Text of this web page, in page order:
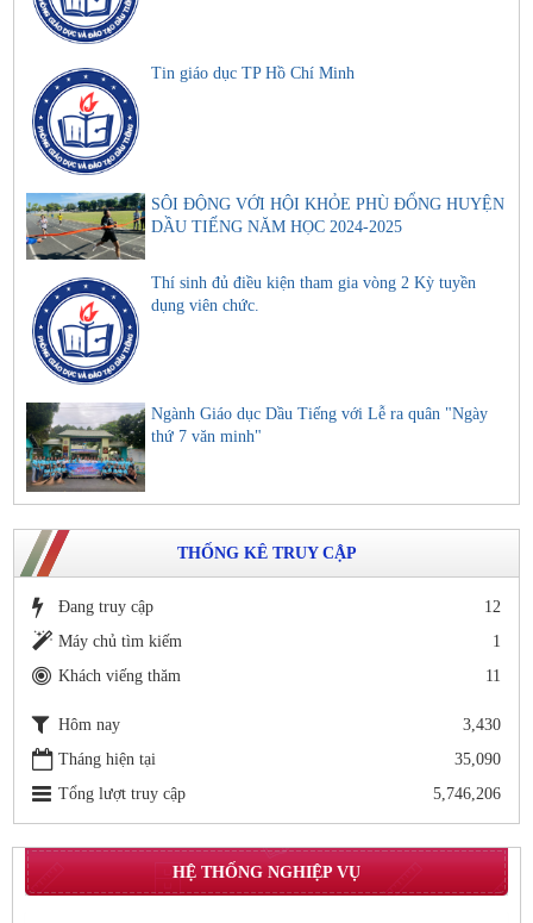
Tin giáo dục TP Hồ Chí Minh
SÔI ĐỘNG VỚI HỘI KHỎE PHÙ ĐỔNG HUYỆN
DẦU TIẾNG NĂM HỌC 2024-2025
Thí sinh đủ điều kiện tham gia vòng 2 Kỳ tuyền
dụng viên chức.
Ngành Giáo dục Dầu Tiếng với Lễ ra quân "Ngày
thứ 7 văn minh"
THỐNG KÊ TRUY CẬP
Đang truy cập
12
Máy chủ tìm kiếm
1
Khách viếng thăm
11
Hôm nay
3,430
Tháng hiện tại
35,090
Tổng lượt truy cập
5,746,206
HỆ THỐNG NGHIỆP VỤ